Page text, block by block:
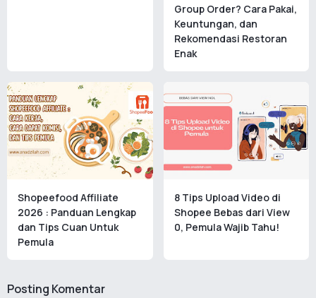
Group Order? Cara Pakai,
Keuntungan, dan
Rekomendasi Restoran
Enak
Shopeefood Affiliate
2026 : Panduan Lengkap
dan Tips Cuan Untuk
Pemula
8 Tips Upload Video di
Shopee Bebas dari View
0, Pemula Wajib Tahu!
Posting Komentar